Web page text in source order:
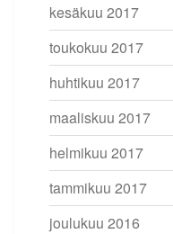
kesäkuu 2017
toukokuu 2017
huhtikuu 2017
maaliskuu 2017
helmikuu 2017
tammikuu 2017
joulukuu 2016